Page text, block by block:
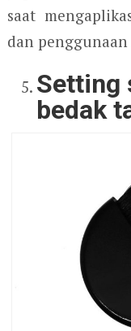
saat
dan
Setting
bedak